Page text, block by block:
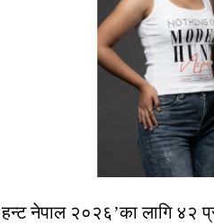
हन्ट नेपाल २०२६’का लागि ४२